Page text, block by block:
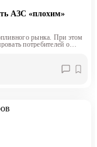
АЗС «плохим»
рынка. При этом
потребителей о